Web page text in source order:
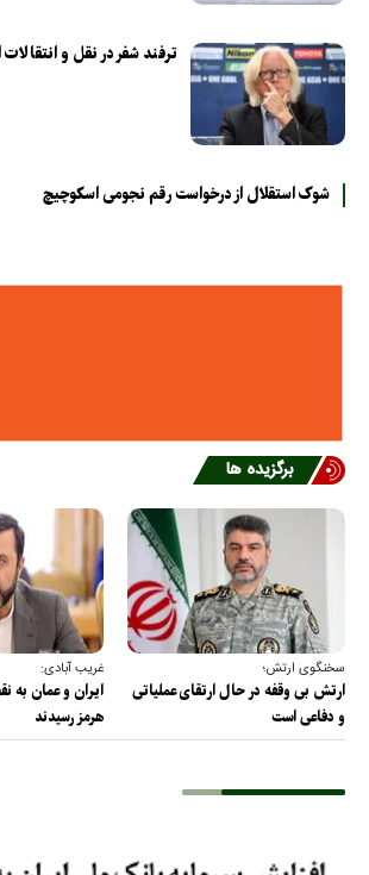
ترفند شفر در نقل و انتقالات
شوک استقلال از درخواست رقم نجومی اسکوچیچ
برگزیده ها
سخنگوی ارتش؛
ارتش بی وقفه در حال ارتقای عملیاتی
و دفاعی است
غریب آبادی:
ایران و عمان به
هرمز رسیدند